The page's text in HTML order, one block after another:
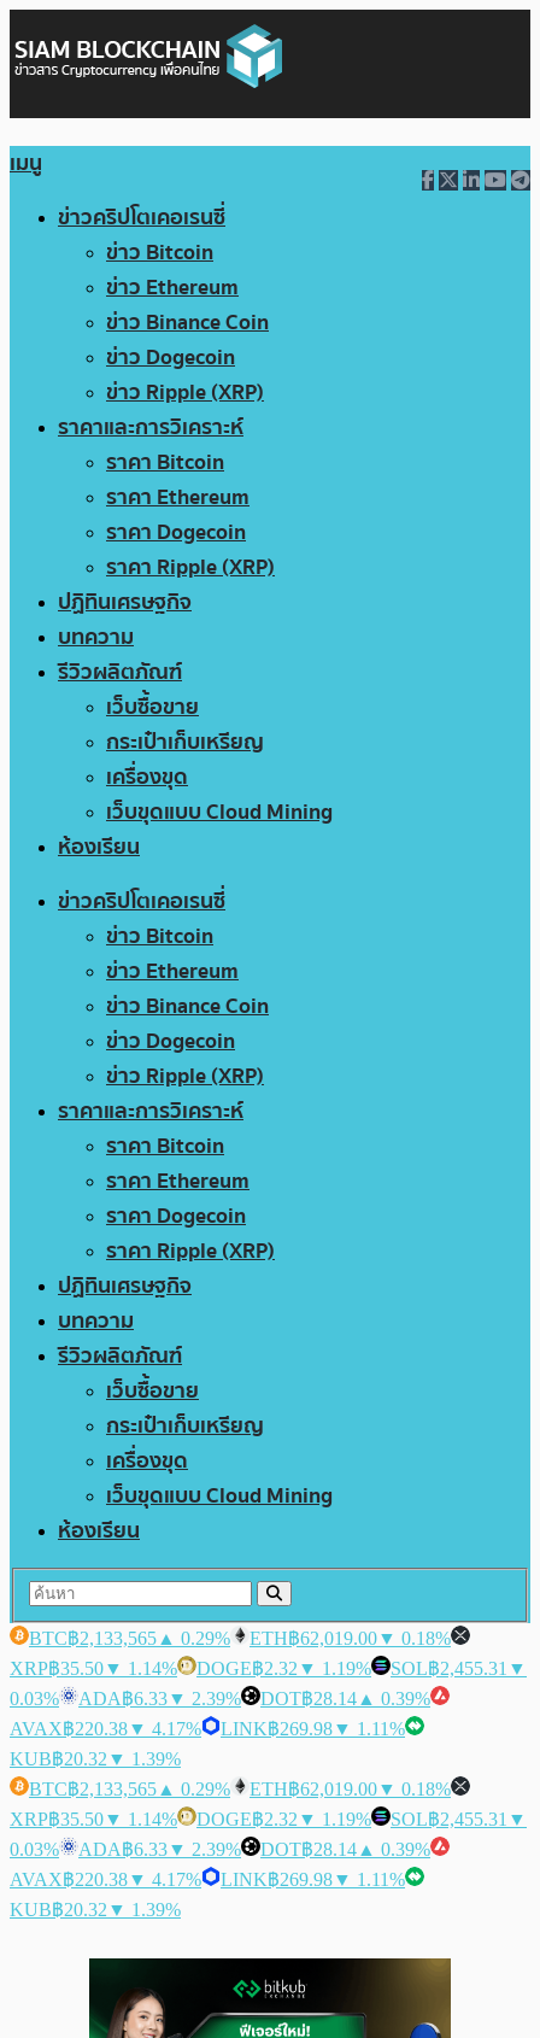
เมนู
ข่าวคริปโตเคอเรนซี่
ข่าว Bitcoin
ข่าว Ethereum
ข่าว Binance Coin
ข่าว Dogecoin
ข่าว Ripple (XRP)
ราคาและการวิเคราะห์
ราคา Bitcoin
ราคา Ethereum
ราคา Dogecoin
ราคา Ripple (XRP)
ปฏิทินเศรษฐกิจ
บทความ
รีวิวผลิตภัณฑ์
เว็บซื้อขาย
กระเป๋าเก็บเหรียญ
เครื่องขุด
เว็บขุดแบบ Cloud Mining
ห้องเรียน
ข่าวคริปโตเคอเรนซี่
ข่าว Bitcoin
ข่าว Ethereum
ข่าว Binance Coin
ข่าว Dogecoin
ข่าว Ripple (XRP)
ราคาและการวิเคราะห์
ราคา Bitcoin
ราคา Ethereum
ราคา Dogecoin
ราคา Ripple (XRP)
ปฏิทินเศรษฐกิจ
บทความ
รีวิวผลิตภัณฑ์
เว็บซื้อขาย
กระเป๋าเก็บเหรียญ
เครื่องขุด
เว็บขุดแบบ Cloud Mining
ห้องเรียน
BTC฿2,133,565 ▲ 0.29% ETH฿62,019.00▼ 0.18%
XRP฿35.50▼ 1.14% DOGE฿2.32 ▼ 1.19% SOL฿2,455.31 ▼
0.03%
ADA฿6.33▼ 2.39% DOT฿28.14 ▲ 0.39%
AVAX฿220.38▼ 4.17% LINK฿269.98▼ 1.11%
KUB฿20.32 ▼ 1.39%
BTC฿2,133,565 ▲ 0.29% ETH฿62,019.00▼ 0.18%
XRP฿35.50▼ 1.14% DOGE฿2.32 ▼ 1.19% SOL฿2,455.31 ▼
0.03%
ADA฿6.33▼ 2.39% DOT฿28.14 ▲ 0.39%
AVAX฿220.38▼ 4.17% LINK฿269.98▼ 1.11%
KUB฿20.32 ▼ 1.39%